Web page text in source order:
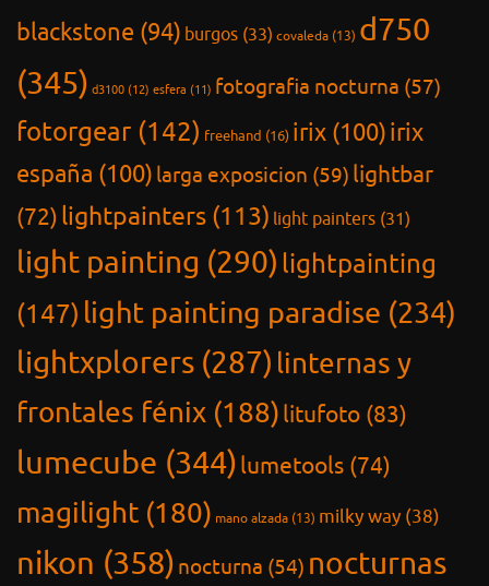
blackstone (94) burgos (33) covaleda (13) d750
(345) d3100 (12) esfera (11) fotografia nocturna (57)
fotorgear (142) freehand (16) irix (100)irix
españa (100) larga exposicion (59) lightbar
(72)lightpainters (113) light painters (31)
light painting (290) lightpainting
(147) light painting paradise (234)
lightxplorers (287) linternas y
frontales fénix (188)litufoto (83)
lumecube (344)lumetools (74)
magilight (180) mano alzada (13) milky way (38)
nikon (358) nocturna (54) nocturnas